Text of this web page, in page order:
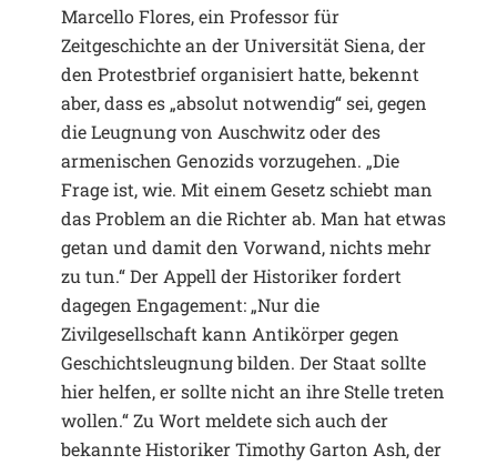
Marcello Flores, ein Professor für
Zeitgeschichte an der Universität Siena, der
den Protestbrief organisiert hatte, bekennt
aber, dass es „absolut notwendig“ sei, gegen
die Leugnung von Auschwitz oder des
armenischen Genozids vorzugehen. „Die
Frage ist, wie. Mit einem Gesetz schiebt man
das Problem an die Richter ab. Man hat etwas
getan und damit den Vorwand, nichts mehr
zu tun.“ Der Appell der Historiker fordert
dagegen Engagement: „Nur die
Zivilgesellschaft kann Antikörper gegen
Geschichtsleugnung bilden. Der Staat sollte
hier helfen, er sollte nicht an ihre Stelle treten
wollen.“ Zu Wort meldete sich auch der
bekannte Historiker Timothy Garton Ash, der